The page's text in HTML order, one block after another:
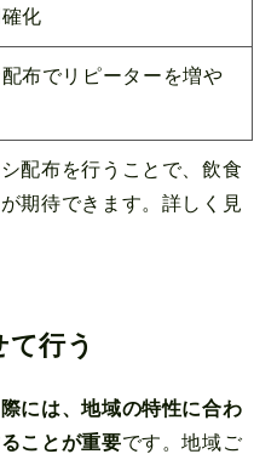
化
布でリピーターを増や
配布を行うことで、飲食
期待できます。詳しく見
行う
には、地域の特性に合わ
ことが重要です。地域ご